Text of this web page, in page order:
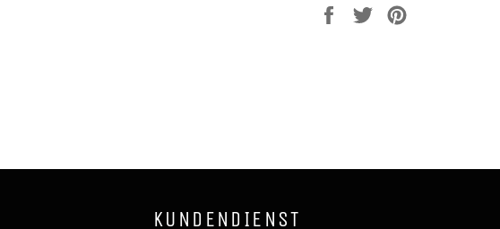
Auf
Auf
KUNDENDIENST